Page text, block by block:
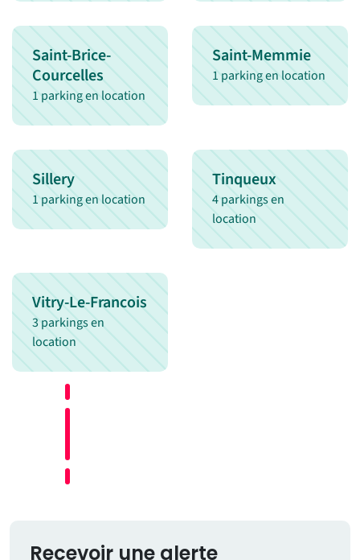
Saint-Brice-
Courcelles
1 parking en location
Saint-Memmie
1 parking en location
Sillery
1 parking en location
Tinqueux
4 parkings en
location
Vitry-Le-Francois
3 parkings en
location
Recevoir une alerte